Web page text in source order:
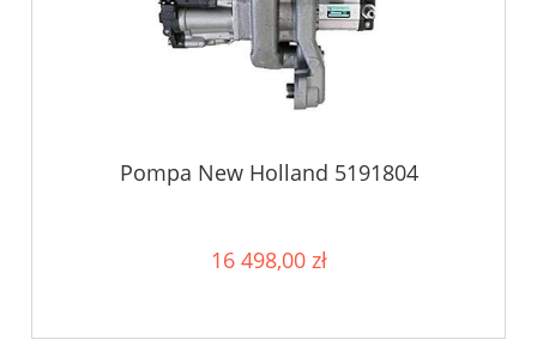
Pompa New Holland 5191804
16 498,00 zł